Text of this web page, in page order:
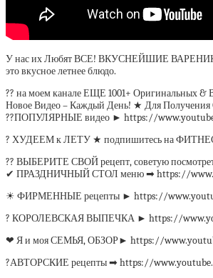
У нас их Любят ВСЕ! ВКУСНЕЙШИЕ ВАРЕНИКИ
это вкусное летнее блюдо.
?? на моем канале ЕЩЕ 1001+
Новое Видео – Каждый День! ★ Для
??ПОПУЛЯРНЫЕ видео ► https://
? ХУДЕЕМ к ЛЕТУ ★ подпишитесь на ФИТНЕС
?? ВЫБЕРИТЕ СВОЙ рецепт, советую
✔ ПРАЗДНИЧНЫЙ СТОЛ меню ➡ https://
☀ ФИРМЕННЫЕ рецепты ► https://
? КОРОЛЕВСКАЯ ВЫПЕЧКА ► https://
❤ Я и моя СЕМЬЯ, ОБЗОР► https://
?АВТОРСКИЕ рецепты ➡ https://